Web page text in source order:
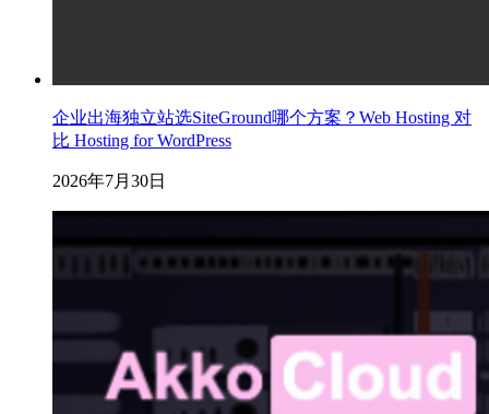
企业出海独立站选SiteGround哪个方案？Web Hosting 对
比 Hosting for WordPress
2026年7月30日